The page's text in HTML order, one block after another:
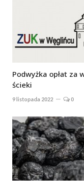
Podwyżka opłat za
ścieki
9 listopada 2022 0